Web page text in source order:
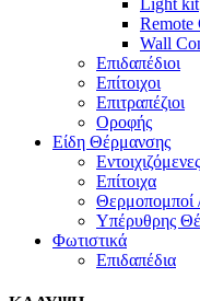
Remote
Wall
Επιδαπέδιοι
Επίτοιχοι
Επιτραπέζιοι
Οροφής
Είδη Θέρμανσης
Επίτοιχα
Θερμοπομποί
Υπέρυθρης
Φωτιστικά
Επιδαπέδια